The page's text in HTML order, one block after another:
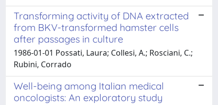
Transforming activity of DNA extracted
from BKV-transformed hamster cells
after passages in culture
1986-01-01 Possati, Laura; Collesi, A.; Rosciani, C.;
Rubini, Corrado
Well-being among Italian medical
oncologists: An exploratory study